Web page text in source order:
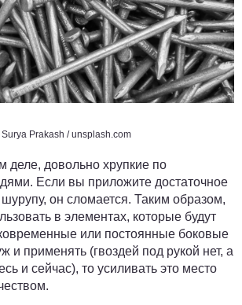
Surya Prakash / unsplash.com
деле, довольно хрупкие по
Если вы приложите достаточное
он сломается. Таким образом,
в элементах, которые будут
или постоянные боковые
и применять (гвоздей под рукой нет, а
и сейчас), то усиливать это место